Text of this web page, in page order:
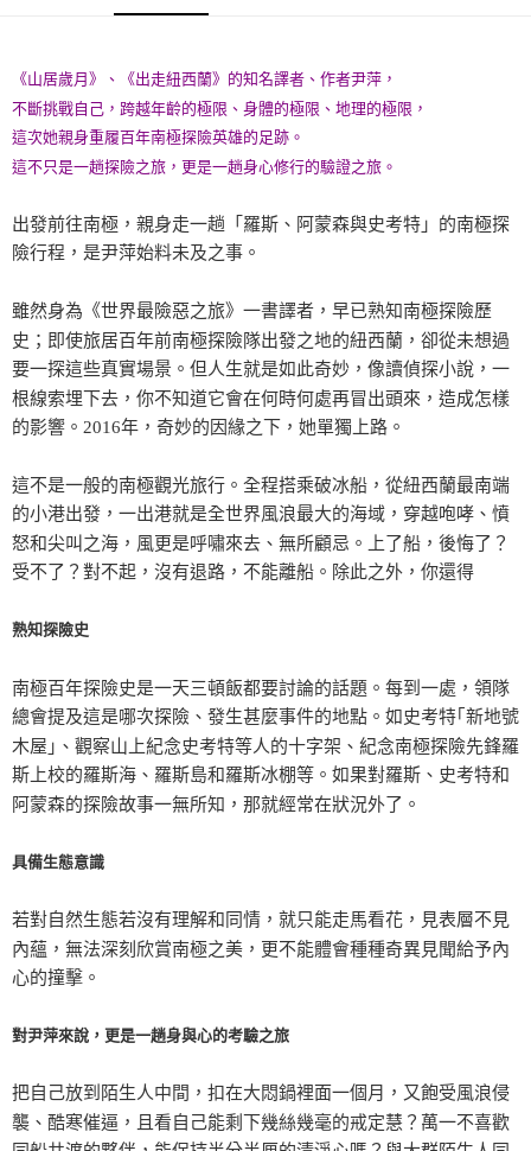
《山居歲月》、《出走紐西蘭》的知名譯者、作者尹萍，
不斷挑戰自己，跨越年齡的極限、身體的極限、地理的極限，
這次她親身重履百年南極探險英雄的足跡。
這不只是一趟探險之旅，更是一趟身心修行的驗證之旅。
出發前往南極，親身走一趟「羅斯、阿蒙森與史考特」的南極探
險行程，是尹萍始料未及之事。
雖然身為《世界最險惡之旅》一書譯者，早已熟知南極探險歷
史；即使旅居百年前南極探險隊出發之地的紐西蘭，卻從未想過
要一探這些真實場景。但人生就是如此奇妙，像讀偵探小說，一
根線索埋下去，你不知道它會在何時何處再冒出頭來，造成怎樣
的影響。2016年，奇妙的因緣之下，她單獨上路。
這不是一般的南極觀光旅行。全程搭乘破冰船，從紐西蘭最南端
的小港出發，一出港就是全世界風浪最大的海域，穿越咆哮、憤
怒和尖叫之海，風更是呼嘯來去、無所顧忌。上了船，後悔了？
受不了？對不起，沒有退路，不能離船。除此之外，你還得
熟知探險史
南極百年探險史是一天三頓飯都要討論的話題。每到一處，領隊
總會提及這是哪次探險、發生甚麼事件的地點。如史考特｢新地號
木屋｣、觀察山上紀念史考特等人的十字架、紀念南極探險先鋒羅
斯上校的羅斯海、羅斯島和羅斯冰棚等。如果對羅斯、史考特和
阿蒙森的探險故事一無所知，那就經常在狀況外了。
具備生態意識
若對自然生態若沒有理解和同情，就只能走馬看花，見表層不見
內蘊，無法深刻欣賞南極之美，更不能體會種種奇異見聞給予內
心的撞擊。
對尹萍來說，更是一趟身與心的考驗之旅
把自己放到陌生人中間，扣在大悶鍋裡面一個月，又飽受風浪侵
襲、酷寒催逼，且看自己能剩下幾絲幾毫的戒定慧？萬一不喜歡